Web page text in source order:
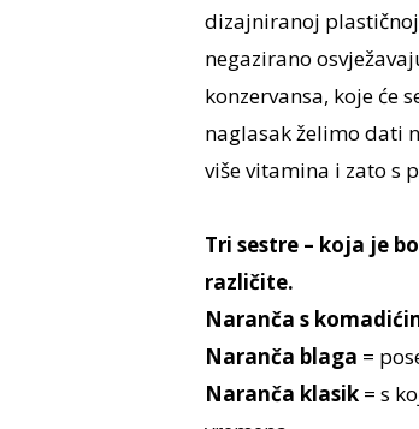
dizajniranoj
negazirano
konzervansa, koje će
naglasak želimo dati
više vitamina i zato s
Tri sestre – koja je
različite.
Naranča s
Naranča blaga =
Naranča klasik = s